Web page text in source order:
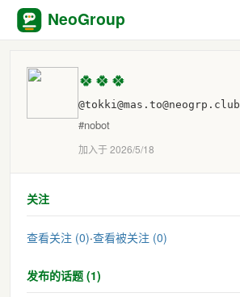
NeoGroup
🍀🍀🍀
@tokki@mas.to@neogrp.club
#nobot
加入于 2026/5/18
关注
查看关注 (0)·查看被关注 (0)
发布的话题 (1)